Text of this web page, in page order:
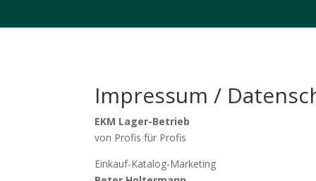
Impressum /
EKM Lager-Betrieb
von Profis für Profis
Einkauf-Katalog-Marketing